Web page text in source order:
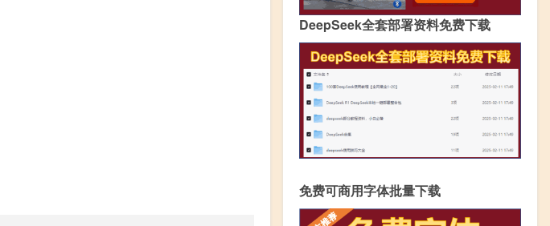
DeepSeek全套部署资料免费下载
免费可商用字体批量下载